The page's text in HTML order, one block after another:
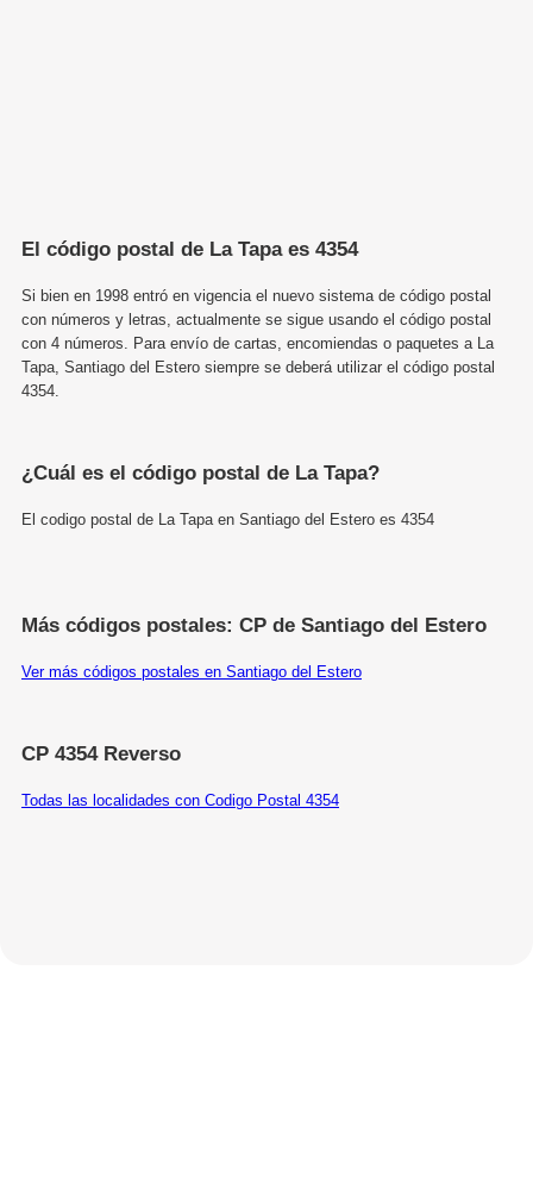
El código postal de La Tapa es 4354
Si bien en 1998 entró en vigencia el nuevo sistema de código postal
con números y letras, actualmente se sigue usando el código postal
con 4 números. Para envío de cartas, encomiendas o paquetes a La
Tapa, Santiago del Estero siempre se deberá utilizar el código postal
4354.
¿Cuál es el código postal de La Tapa?
El codigo postal de La Tapa en Santiago del Estero es 4354
Más códigos postales: CP de Santiago del Estero
Ver más códigos postales en Santiago del Estero
CP 4354 Reverso
Todas las localidades con Codigo Postal 4354